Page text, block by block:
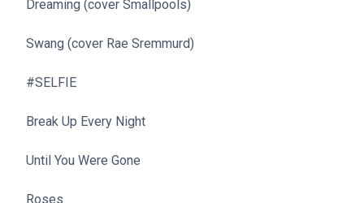
Dreaming (cover Smallpools)
Swang (cover Rae Sremmurd)
#SELFIE
Break Up Every Night
Until You Were Gone
Roses